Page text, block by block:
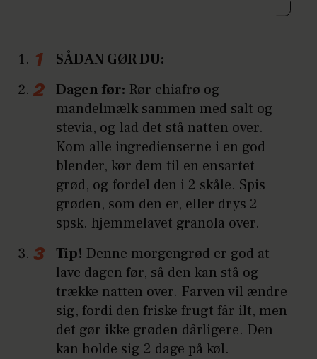
SÅDAN GØR DU:
Dagen før: Rør chiafrø og
mandelmælk sammen med salt og
stevia, og lad det stå natten over.
Kom alle ingredienserne i en god
blender, kør dem til en ensartet
grød, og fordel den i 2 skåle. Spis
grøden, som den er, eller drys 2
spsk. hjemmelavet granola over.
Tip! Denne morgengrød er god at
lave dagen før, så den kan stå og
trække natten over. Farven vil ændre
sig, fordi den friske frugt får ilt, men
det gør ikke grøden dårligere. Den
kan holde sig 2 dage på køl.